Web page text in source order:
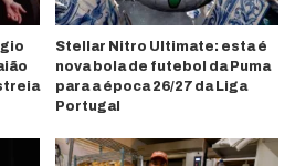
Stellar Nitro Ultimate: esta é
nova bola de futebol da Puma
para a época 26/27 da Liga
Portugal